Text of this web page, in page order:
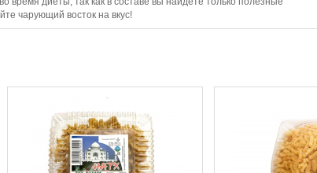
чарующий восток на вкус!